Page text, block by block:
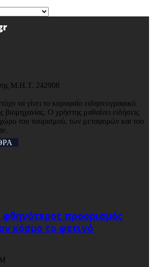
Μ.Η.Τ. 242908
να γίνει το κορυφαίο ειδησεογραφικό
βιομηχανίας. Ο χρήστης μαθαίνει ειδήσεις
του τουρισμού, των μεταφορών και του
φθηνότερος προορισμός
κόσμο το φετινό